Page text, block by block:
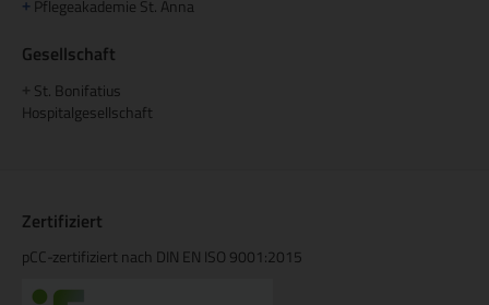
+ Pflegeakademie St. Anna
Gesellschaft
St. Bonifatius
Hospitalgesellschaft
Zertifiziert
pCC-zertifiziert nach DIN EN ISO 9001:2015